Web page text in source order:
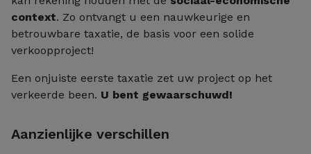
context. Zo ontvangt u een nauwkeurige en
betrouwbare taxatie, de basis voor een solide
verkoopproject!
Een onjuiste eerste taxatie zet uw project op het
verkeerde been. U bent gewaarschuwd!
Aanzienlijke verschillen